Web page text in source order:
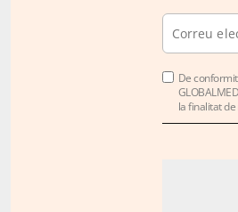
De
la finalitat